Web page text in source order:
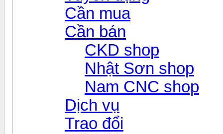
Cần mua
Cần bán
CKD shop
Nhật Sơn shop
Nam CNC shop
Dịch vụ
Trao đổi